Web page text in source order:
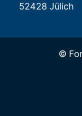
52428 Jülich
©